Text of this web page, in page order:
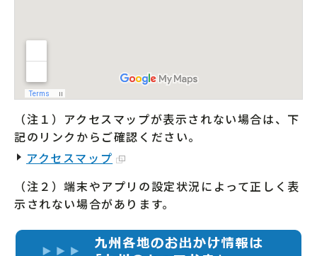
（注１）アクセスマップが表示されない場合は、下
記のリンクからご確認ください。
アクセスマップ
（注２）端末やアプリの設定状況によって正しく表
示されない場合があります。